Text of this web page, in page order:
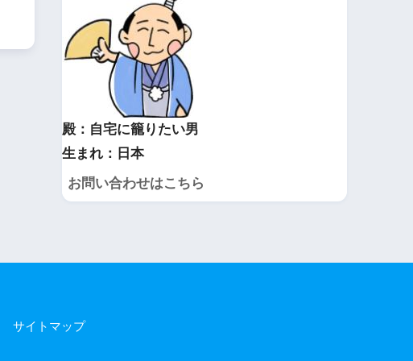
殿：自宅に籠りたい男
生まれ：日本
お問い合わせはこちら
サイトマップ